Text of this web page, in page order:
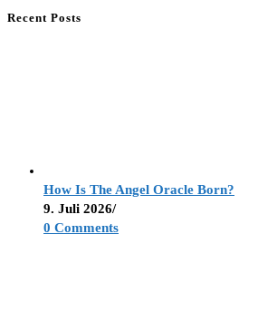
Recent Posts
How Is The Angel Oracle Born?
9. Juli 2026/
0 Comments